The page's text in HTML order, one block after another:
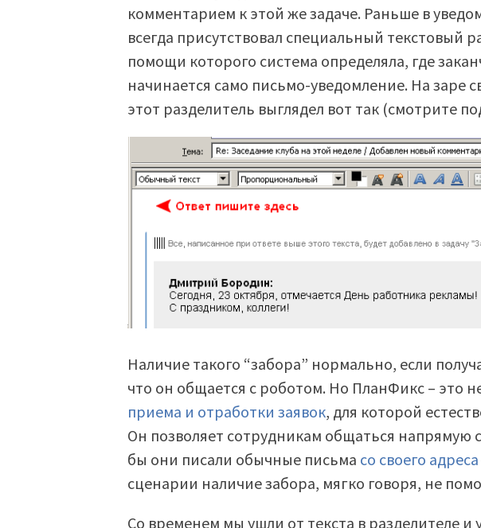
комментарием к этой же задаче. Раньше в
всегда присутствовал специальный текстовый
помощи которого система определяла, где
начинается само письмо-уведомление. На заре
этот разделитель выглядел вот так (смотрите
Наличие такого “забора” нормально, если
что он общается с роботом. Но ПланФикс – это
приема и отработки заявок, для которой
Он позволяет сотрудникам общаться напрямую
бы они писали обычные письма со своего адреса
сценарии наличие забора, мягко говоря, не
Со временем мы ушли от текста в разделителе и